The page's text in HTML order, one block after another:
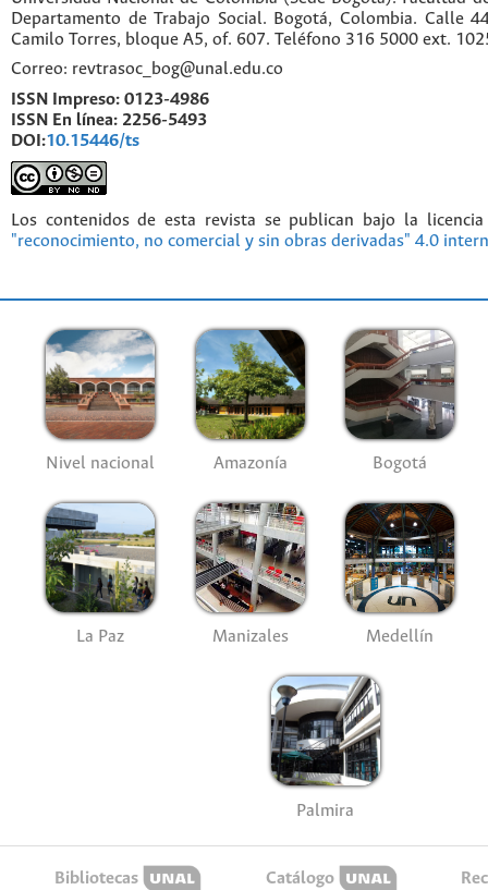
Departamento de Trabajo Social. Bogotá, Colombia. Calle
Camilo Torres, bloque A5, of. 607. Teléfono 316 5000 ext.
Correo: revtrasoc_bog@unal.edu.co
ISSN Impreso: 0123-4986
ISSN En línea: 2256-5493
DOI:10.15446/ts
Los contenidos de esta revista se publican bajo la
"reconocimiento, no comercial y sin obras derivadas" 4.0
Nivel nacional Amazonía Bogotá
La Paz Manizales Medellín
Palmira
Bibliotecas Catálogo